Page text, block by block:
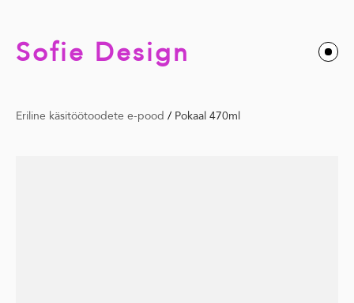
Sofie Design
Eriline käsitöötoodete e-pood / Pokaal 470ml